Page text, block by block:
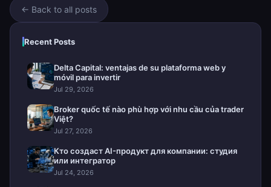
← Back to all posts
Recent Posts
Delta Capital: ventajas de su plataforma web y
móvil para invertir
Jul 29, 2026
Broker quốc tế nào phù hợp với nhu cầu của trader
Việt?
Jul 27, 2026
Кто создаст AI-продукт для компании: студия
или интегратор
Jul 24, 2026